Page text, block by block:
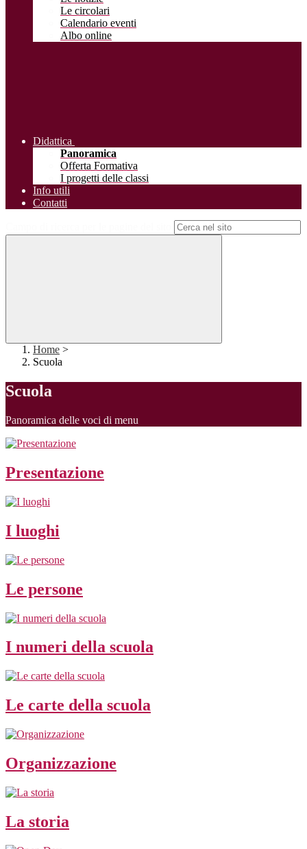
Le circolari
Calendario eventi
Albo online
Didattica
Panoramica
Offerta Formativa
I progetti delle classi
Info utili
Contatti
Home >
Scuola
Scuola
Panoramica delle voci di menu
Presentazione
I luoghi
Le persone
I numeri della scuola
Le carte della scuola
Organizzazione
La storia